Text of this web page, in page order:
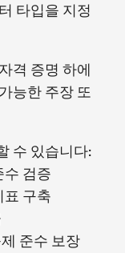
타입을 지정
격 증명 하에
능한 주장 또
수 있습니다:
수 검증
표 구축
준수 보장